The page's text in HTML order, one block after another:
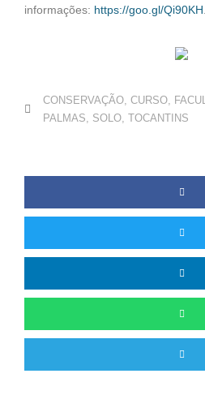
informações: https://goo.gl/Qi90KH .
CONSERVAÇÃO, CURSO,
PALMAS, SOLO, TOCANTINS